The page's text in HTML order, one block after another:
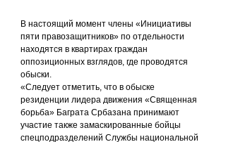
В настоящий момент члены «Инициативы
пяти правозащитников» по отдельности
находятся в квартирах граждан
оппозиционных взглядов, где проводятся
обыски.
«Следует отметить, что в обыске
резиденции лидера движения «Священная
борьба» Баграта Србазана принимают
участие также замаскированные бойцы
спецподразделений Службы национальной